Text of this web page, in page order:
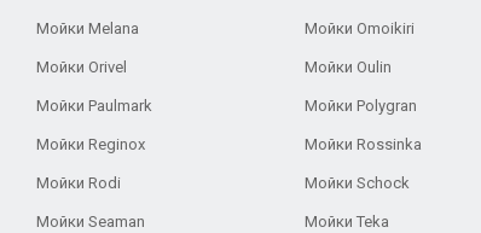
Мойки Melana Мойки Omoikiri
Мойки Orivel Мойки Oulin
Мойки Paulmark Мойки Polygran
Мойки Reginox Мойки Rossinka
Мойки Rodi Мойки Schock
Мойки Seaman Мойки Teka